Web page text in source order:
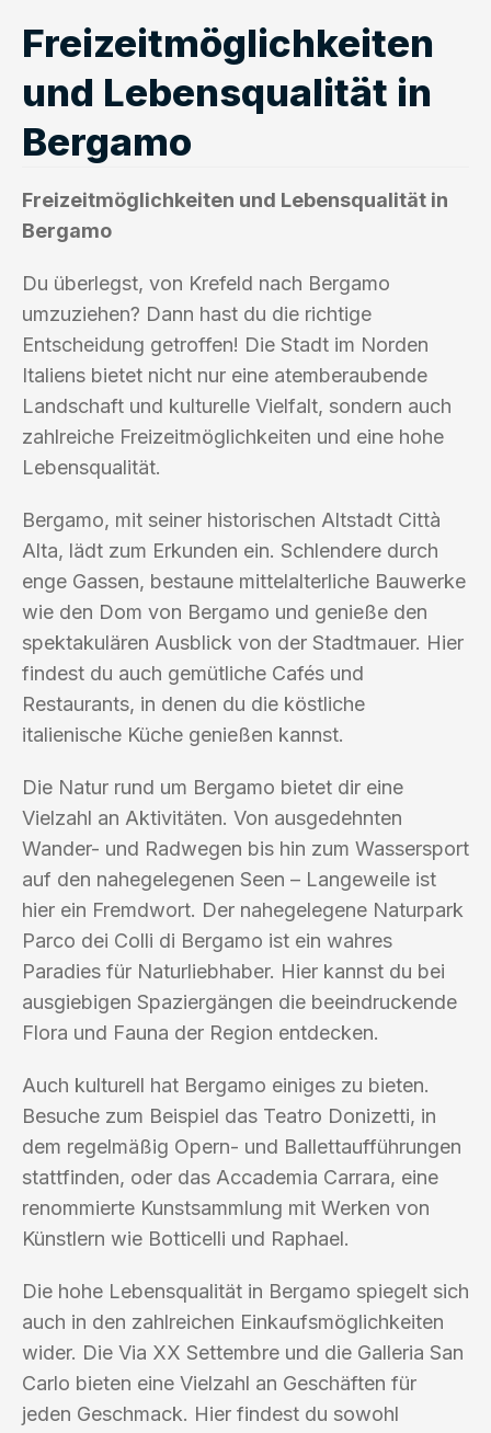
Freizeitmöglichkeiten
und Lebensqualität in
Bergamo
Freizeitmöglichkeiten und Lebensqualität in
Bergamo
Du überlegst, von Krefeld nach Bergamo
umzuziehen? Dann hast du die richtige
Entscheidung getroffen! Die Stadt im Norden
Italiens bietet nicht nur eine atemberaubende
Landschaft und kulturelle Vielfalt, sondern auch
zahlreiche Freizeitmöglichkeiten und eine hohe
Lebensqualität.
Bergamo, mit seiner historischen Altstadt Città
Alta, lädt zum Erkunden ein. Schlendere durch
enge Gassen, bestaune mittelalterliche Bauwerke
wie den Dom von Bergamo und genieße den
spektakulären Ausblick von der Stadtmauer. Hier
findest du auch gemütliche Cafés und
Restaurants, in denen du die köstliche
italienische Küche genießen kannst.
Die Natur rund um Bergamo bietet dir eine
Vielzahl an Aktivitäten. Von ausgedehnten
Wander- und Radwegen bis hin zum Wassersport
auf den nahegelegenen Seen – Langeweile ist
hier ein Fremdwort. Der nahegelegene Naturpark
Parco dei Colli di Bergamo ist ein wahres
Paradies für Naturliebhaber. Hier kannst du bei
ausgiebigen Spaziergängen die beeindruckende
Flora und Fauna der Region entdecken.
Auch kulturell hat Bergamo einiges zu bieten.
Besuche zum Beispiel das Teatro Donizetti, in
dem regelmäßig Opern- und Ballettaufführungen
stattfinden, oder das Accademia Carrara, eine
renommierte Kunstsammlung mit Werken von
Künstlern wie Botticelli und Raphael.
Die hohe Lebensqualität in Bergamo spiegelt sich
auch in den zahlreichen Einkaufsmöglichkeiten
wider. Die Via XX Settembre und die Galleria San
Carlo bieten eine Vielzahl an Geschäften für
jeden Geschmack. Hier findest du sowohl